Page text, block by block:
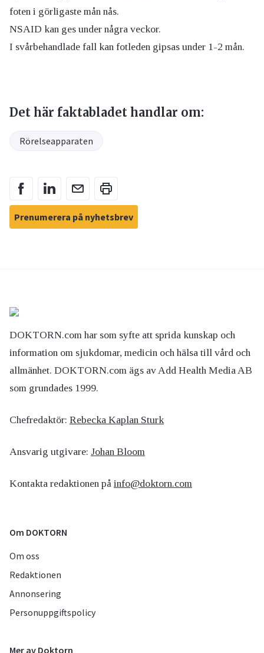
foten i görligaste mån nås.
NSAID kan ges under några veckor.
I svårbehandlade fall kan fotleden gipsas under 1-2 mån.
Det här faktabladet handlar om:
Rörelseapparaten
Prenumerera på nyhetsbrev
DOKTORN.com har som syfte att sprida kunskap och
information om sjukdomar, medicin och hälsa till vård och
allmänhet. DOKTORN.com ägs av Add Health Media AB
som grundades 1999.
Chefredaktör: Rebecka Kaplan Sturk
Ansvarig utgivare: Johan Bloom
Kontakta redaktionen på info@doktorn.com
Om DOKTORN
Om oss
Redaktionen
Annonsering
Personuppgiftspolicy
Mer av Doktorn